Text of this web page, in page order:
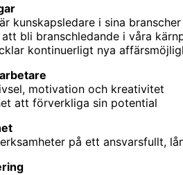
kunskapsledare i sina branscher
bli branschledande i våra
kontinuerligt nya
motivation och kreativitet
att förverkliga sin potential
på ett ansvarsfullt,